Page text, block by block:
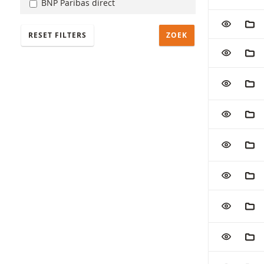
BNP Paribas direct
RESET FILTERS
VOEGAAN
VOEGAAN
VOEGAAN
VOEGAAN
VOEGAAN
VOEGAAN
VOEGAAN
VOEGAAN